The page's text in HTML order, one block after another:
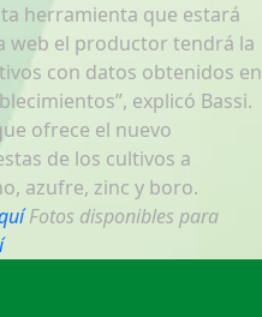
herramienta que estará
web el productor tendrá la
con datos obtenidos en
explicó Bassi.
ofrece el nuevo
de los cultivos a
azufre, zinc y boro.
Fotos disponibles para